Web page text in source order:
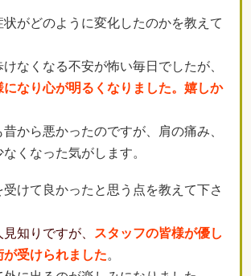
がどのように変化したのかを教えて
なくなる不安が怖い毎日でしたが、
なり心が明るくなりました。嬉しか
から悪かったのですが、肩の痛み、
くなった気がします。
けて良かったと思う点を教えて下さ
知りですが、
スタッフの皆様が優し
が受けられました。